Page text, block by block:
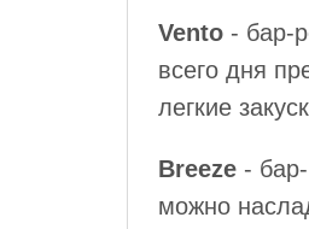
Vento - бар-
всего дня
легкие
Breeze -
можно